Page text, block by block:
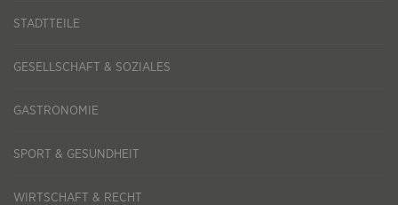
STADTTEILE
GESELLSCHAFT & SOZIALES
GASTRONOMIE
SPORT & GESUNDHEIT
WIRTSCHAFT & RECHT